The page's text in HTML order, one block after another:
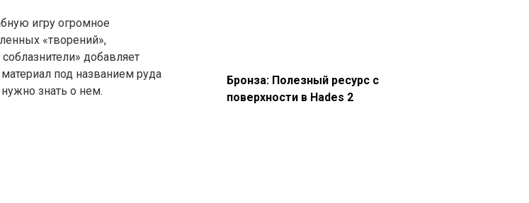
игру огромное
«творений»,
добавляет
под названием руда
знать о нем.
Бронза: Полезный ресурс с
поверхности в Hades 2